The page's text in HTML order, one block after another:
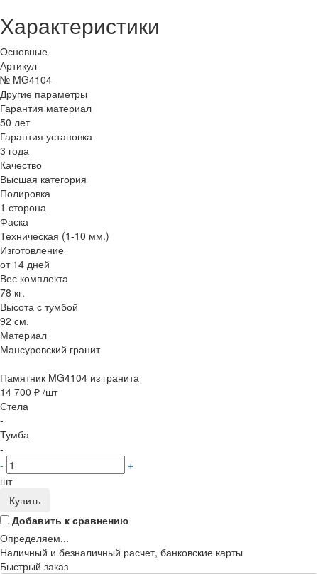
Характеристики
Основные
Артикул
№ MG4104
Другие параметры
Гарантия материал
50 лет
Гарантия установка
3 года
Качество
Высшая категория
Полировка
1 сторона
Фаска
Техническая (1-10 мм.)
Изготовление
от 14 дней
Вес комплекта
78 кг.
Высота с тумбой
92 см.
Материал
Мансуровский гранит
Памятник MG4104 из гранита
14 700 ₽ /шт
Стела
-
Тумба
-
-
+
шт
Купить
Добавить к сравнению
Определяем...
Наличный и безналичный расчет, банковские карты
Быстрый заказ